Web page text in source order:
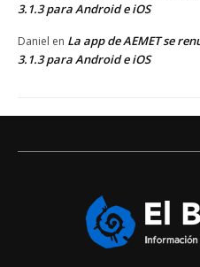
3.1.3 para Android e iOS
Daniel en La app de AEMET se
3.1.3 para Android e iOS